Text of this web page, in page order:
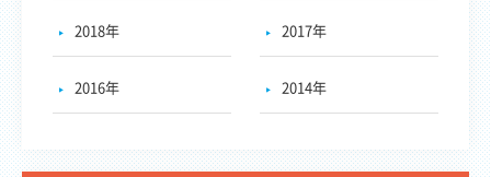
2018年 2017年
2016年 2014年